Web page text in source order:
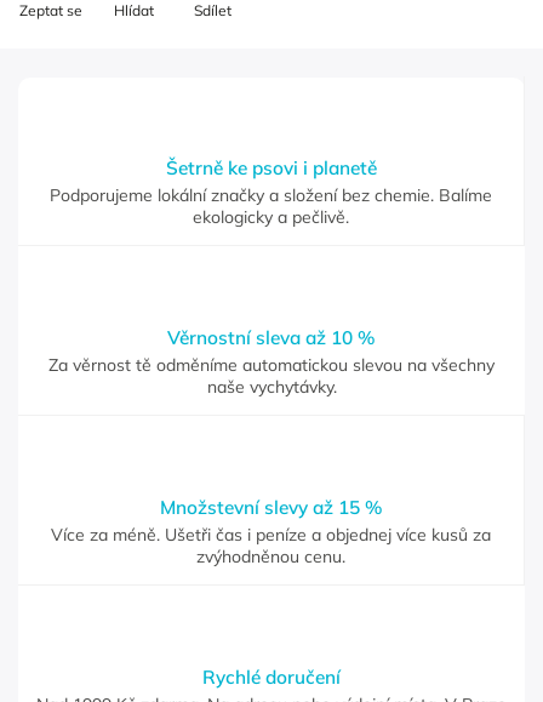
Zeptat se Hlídat Sdílet
Šetrně ke psovi i planetě
Podporujeme lokální značky a složení bez chemie. Balíme
ekologicky a pečlivě.
Věrnostní sleva až 10 %
Za věrnost tě odměníme automatickou slevou na všechny
naše vychytávky.
Množstevní slevy až 15 %
Více za méně. Ušetři čas i peníze a objednej více kusů za
zvýhodněnou cenu.
Rychlé doručení